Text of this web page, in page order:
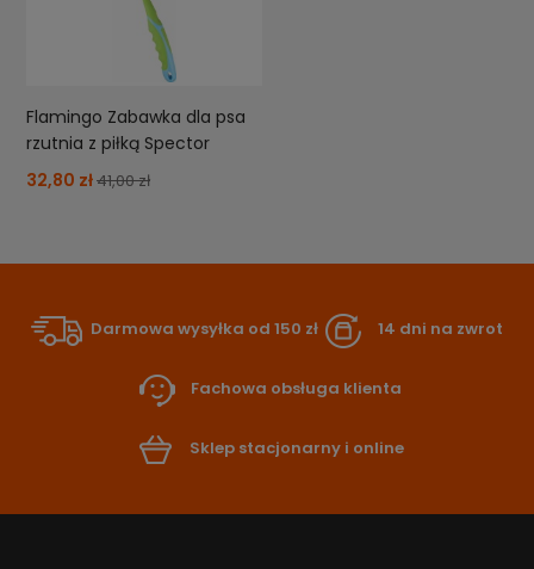
Flamingo Zabawka dla psa
rzutnia z piłką Spector
32,80 zł41,00 zł
Darmowa wysyłka od 150 zł 14 dni na zwrot
Fachowa obsługa klienta
Sklep stacjonarny i online